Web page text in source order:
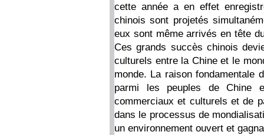
cette année a en effet
chinois sont projetés
eux sont même arrivés en tête
Ces grands succès chinois
culturels entre la Chine et le
monde. La raison fondamentale
parmi les peuples de Chine
commerciaux et culturels et de
dans le processus de
un environnement ouvert et